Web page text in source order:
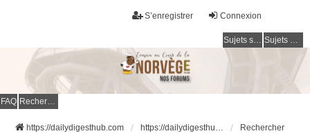
Connexion
S’enregistrer
Sujets sans réponse Sujets actifs
FAQ Rechercher
https://dailydigesthub.com https://dailydigesthub.com Rechercher